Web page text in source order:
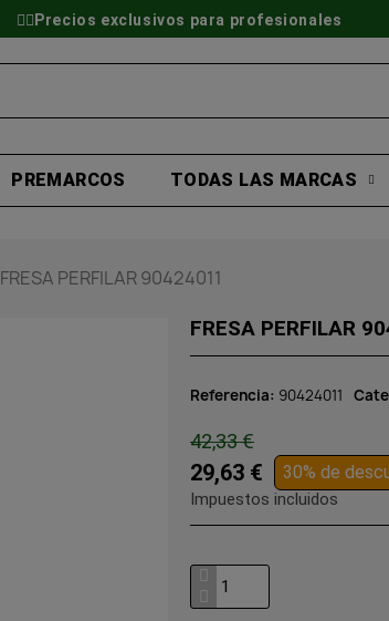
👷‍♂️Precios exclusivos para profesionales
PREMARCOS TODAS LAS MARCAS
FRESA PERFILAR 90424011
FRESA PERFILAR
Referencia 90424011
42,33 €
29,63 € 30% de
Impuestos incluidos